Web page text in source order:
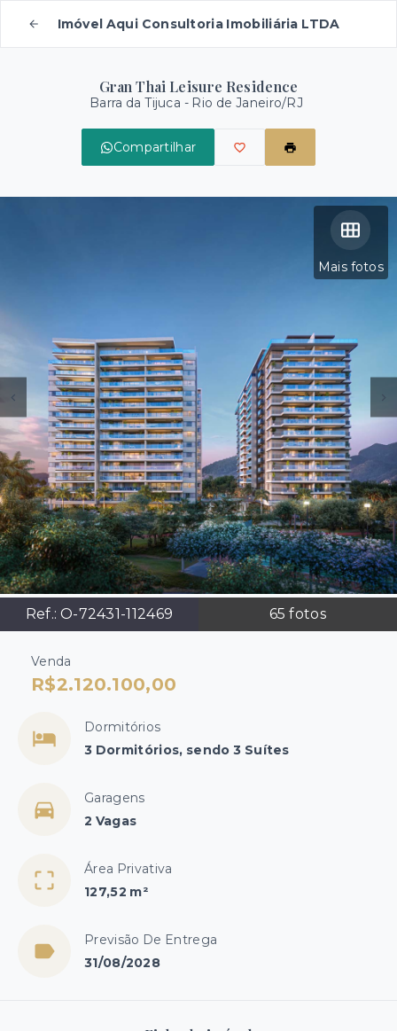
Imóvel Aqui Consultoria Imobiliária LTDA
Gran Thai Leisure Residence
Barra da Tijuca - Rio de Janeiro/RJ
Compartilhar
Mais fotos
Ref.: O-72431-112469 65 fotos
Venda
R$2.120.100,00
Dormitórios
3 Dormitórios, sendo 3 Suítes
Garagens
2 Vagas
Área Privativa
127,52 m²
Previsão De Entrega
31/08/2028